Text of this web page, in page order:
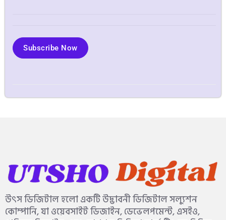
Subscribe Now
উৎস ডিজিটাল হলো একটি উদ্ভাবনী ডিজিটাল সল্যুশন
কোম্পানি, যা ওয়েবসাইট ডিজাইন, ডেভেলপমেন্ট, এসইও,